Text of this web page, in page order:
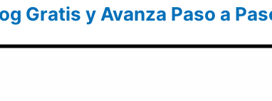
Gratis y Avanza Paso a